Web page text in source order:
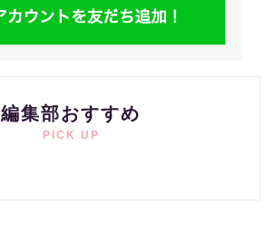
編集部おすすめ
PICK UP